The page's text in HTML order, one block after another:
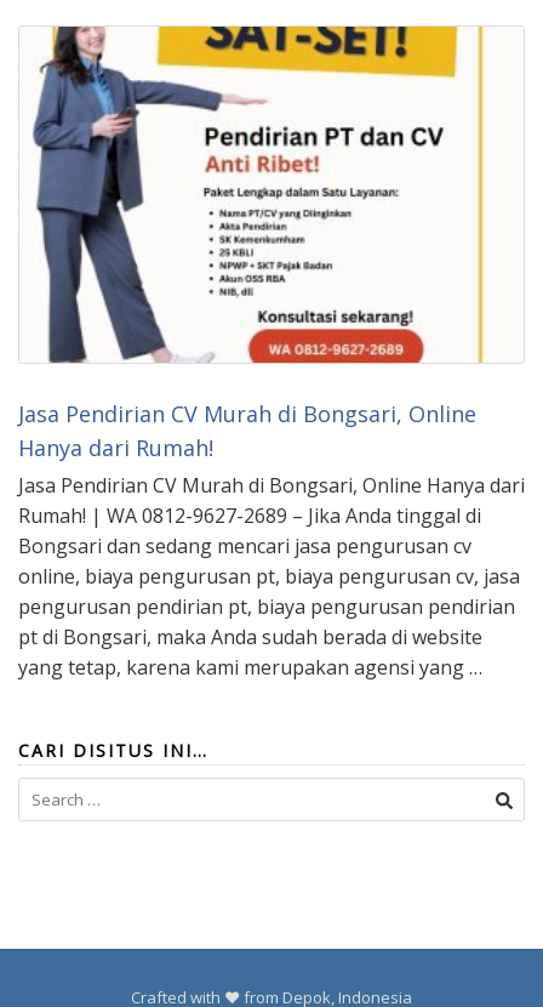
Jasa Pendirian CV Murah di Bongsari, Online
Hanya dari Rumah!
Jasa Pendirian CV Murah di Bongsari, Online Hanya dari
Rumah! | WA 0812-9627-2689 – Jika Anda tinggal di
Bongsari dan sedang mencari jasa pengurusan cv
online, biaya pengurusan pt, biaya pengurusan cv, jasa
pengurusan pendirian pt, biaya pengurusan pendirian
pt di Bongsari, maka Anda sudah berada di website
yang tetap, karena kami merupakan agensi yang …
CARI DISITUS INI…
Search
for:
Crafted with ❤️ from Depok, Indonesia